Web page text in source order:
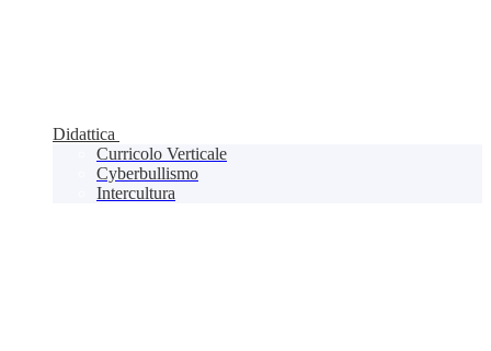
Didattica
Curricolo Verticale
Cyberbullismo
Intercultura